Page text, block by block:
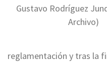
Gustavo Rodríguez
Archivo)
reglamentación y tras la